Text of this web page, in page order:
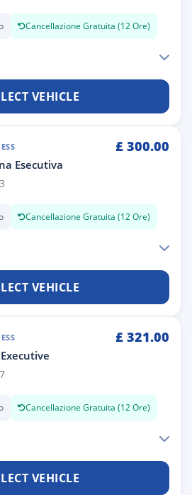
Cancellazione Gratuita (12 Ore)
VEHICLE
£ 300.00
Esecutiva
3
Cancellazione Gratuita (12 Ore)
VEHICLE
£ 321.00
7
Cancellazione Gratuita (12 Ore)
VEHICLE